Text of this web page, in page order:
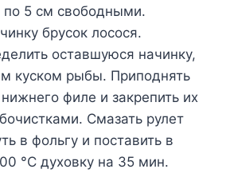
5 см свободными.
брусок лосося.
оставшуюся начинку,
куском рыбы. Приподнять
филе и закрепить их
Смазать рулет
в фольгу и поставить в
°С духовку на 35 мин.